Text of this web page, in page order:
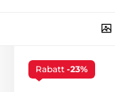
Rabatt -23%